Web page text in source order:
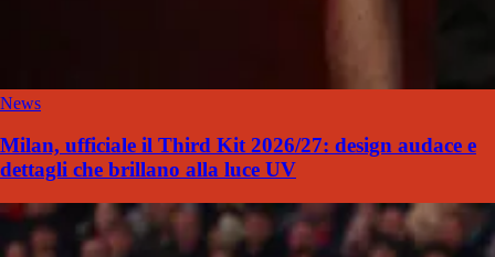
News
Milan, ufficiale il Third Kit 2026/27: design audace e
dettagli che brillano alla luce UV